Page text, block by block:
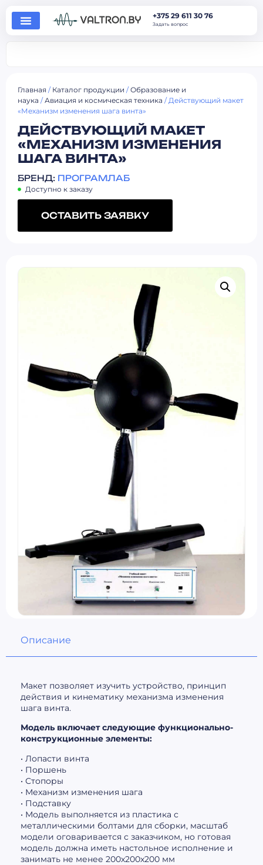
+375 29 611 30 76
Задать вопрос
Главная / Каталог продукции /Образование и
наука /Авиация и космическая техника / Действующий макет
«Механизм изменения шага винта»
ДЕЙСТВУЮЩИЙ МАКЕТ
«МЕХАНИЗМ ИЗМЕНЕНИЯ
ШАГА ВИНТА»
БРЕНД: ПРОГРАМЛАБ
Доступно к заказу
ОСТАВИТЬ ЗАЯВКУ
Описание
Макет позволяет изучить устройство, принцип
действия и кинематику механизма изменения
шага винта.
Модель включает следующие функционально-
конструкционные элементы:
• Лопасти винта
• Поршень
• Стопоры
• Механизм изменения шага
• Подставку
• Модель выполняется из пластика с
металлическими болтами для сборки, масштаб
модели оговаривается с заказчиком, но готовая
модель должна иметь настольное исполнение и
занимать не менее 200х200х200 мм